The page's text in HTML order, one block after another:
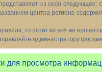
из себя следующее:
центра региона
то стоит их всё же
администратору
для просмотра